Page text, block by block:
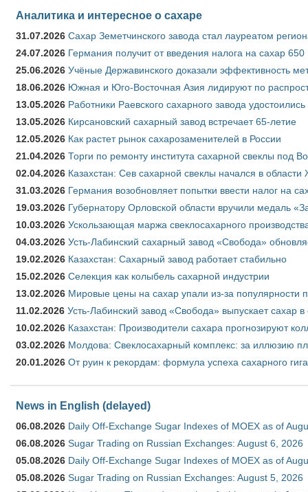
Аналитика и интересное о сахаре
31.07.2026 Сахар Земетчинского завода стал лауреатом
24.07.2026 Германия получит от введения налога на сахар
25.06.2026 Учёные Державинского доказали эффективность
18.06.2026 Южная и Юго-Восточная Азия лидируют по
13.05.2026 Работники Раевского сахарного завода удостоились
13.05.2026 Кирсановский сахарный завод встречает 65-летие
12.05.2026 Как растет рынок сахарозаменителей в России
21.04.2026 Торги по ремонту института сахарной свеклы под
02.04.2026 Казахстан: Сев сахарной свеклы начался в области
31.03.2026 Германия возобновляет попытки ввести налог на
19.03.2026 Губернатору Орловской области вручили медаль
10.03.2026 Ускользающая маржа свеклосахарного
04.03.2026 Усть-Лабинский сахарный завод «Свобода»
19.02.2026 Казахстан: Сахарный завод работает стабильно
15.02.2026 Селекция как колыбель сахарной индустрии
13.02.2026 Мировые цены на сахар упали из-за популярности
11.02.2026 Усть-Лабинский завод «Свобода» выпускает сахар в
10.02.2026 Казахстан: Производители сахара прогнозируют
03.02.2026 Молдова: Свеклосахарный комплекс: за иллюзию
20.01.2026 От руин к рекордам: формула успеха сахарного
News in English (delayed)
06.08.2026 Daily Off-Exchange Sugar Indexes of MOEX as of
06.08.2026 Sugar Trading on Russian Exchanges: August 6, 2026
05.08.2026 Daily Off-Exchange Sugar Indexes of MOEX as of
05.08.2026 Sugar Trading on Russian Exchanges: August 5, 2026